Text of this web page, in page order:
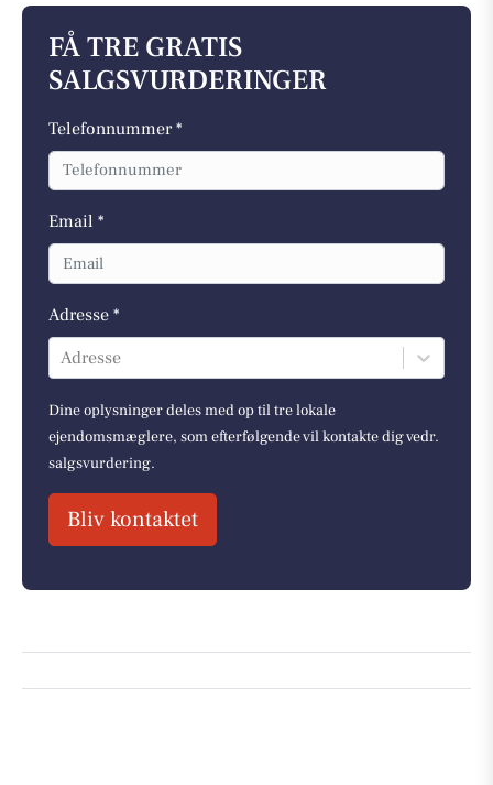
FÅ TRE GRATIS
SALGSVURDERINGER
Telefonnummer *
Email *
Adresse *
Adresse
Dine oplysninger deles med op til tre lokale
ejendomsmæglere, som efterfølgende vil kontakte dig vedr.
salgsvurdering.
Bliv kontaktet